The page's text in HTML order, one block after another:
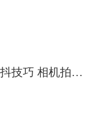
，在屏幕中输入文字，
—长，点击确定
手机拍视频防抖技巧 相机拍视频怎么防抖